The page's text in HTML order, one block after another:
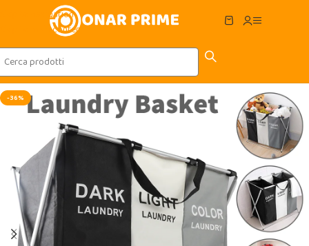
Skip to navigation
Skip to main content
-36%